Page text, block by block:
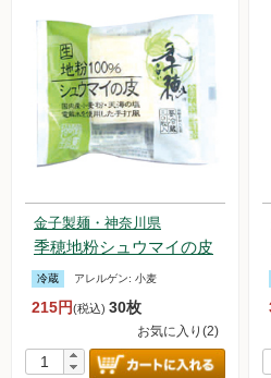
金子製麺・神奈川県
季穂地粉シュウマイの皮
冷蔵 アレルゲン: 小麦
215円(税込) 30枚
お気に入り(2)